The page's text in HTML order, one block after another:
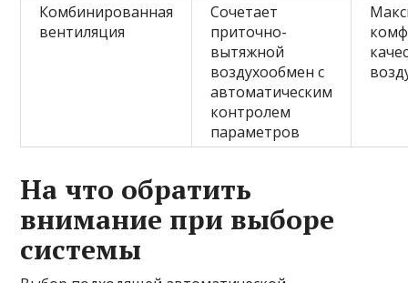
Комбинированная
вентиляция
Сочетает
приточно-
вытяжной
воздухообмен с
автоматическим
контролем
параметров
На что обратить
внимание при выборе
системы